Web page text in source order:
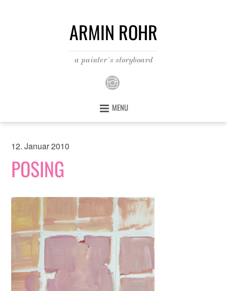
ARMIN ROHR
a painter´s storyboard
MENU
12. Januar 2010
POSING